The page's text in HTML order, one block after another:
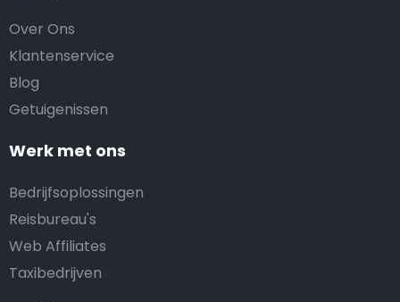
Over Ons
Klantenservice
Blog
Getuigenissen
Werk met ons
Bedrijfsoplossingen
Reisbureau's
Web Affiliates
Taxibedrijven